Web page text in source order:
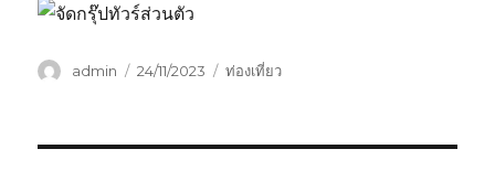
ผู้admin
เขียน
24/11/2023
หมวด
ท่องเที่ยว